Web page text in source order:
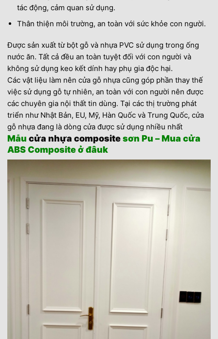
tác động, cảm quan sử dụng.
Thân thiện môi trường, an toàn với sức khỏe con người.
Được sản xuất từ bột gỗ và nhựa PVC sử dụng trong ống
nước ăn. Tất cả đều an toàn tuyệt đối với con người và
không sử dụng keo kết dính hay phụ gia độc hại.
Các vật liệu làm nên cửa gỗ nhựa cũng góp phần thay thế
việc sử dụng gỗ tự nhiên, an toàn với con người nên được
các chuyên gia nội thất tin dùng. Tại các thị trường phát
triển như Nhật Bản, EU, Mỹ, Hàn Quốc và Trung Quốc, cửa
gỗ nhựa đang là dòng cửa được sử dụng nhiều nhất
Mẫu cửa nhựa compositesơn Pu – Mua cửa
ABS Composite ở đâuk